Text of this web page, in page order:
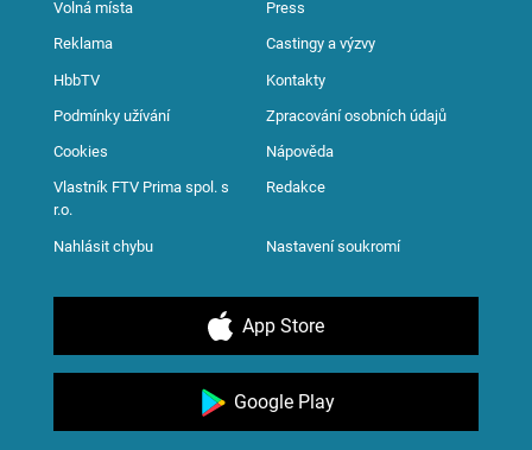
Volná místa Press
Reklama Castingy a výzvy
HbbTV Kontakty
Podmínky užívání Zpracování osobních údajů
Cookies Nápověda
Vlastník FTV Prima spol. s
r.o.
Redakce
Nahlásit chybu Nastavení soukromí
App Store
Google Play